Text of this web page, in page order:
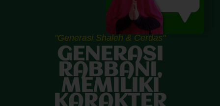
"Generasi Shaleh & Cerdas"
GENERASI
RABBANI,
MEMILIKI